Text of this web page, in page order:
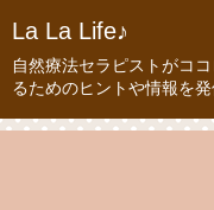
La La Life♪
自然療法セラピストがコ
るためのヒントや情報を